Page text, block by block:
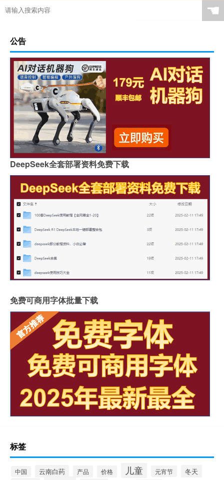
☚
公告
DeepSeek全套部署资料免费下载
免费可商用字体批量下载
标签
中国 云南白药 产品 价格 儿童 元宵节 冬天